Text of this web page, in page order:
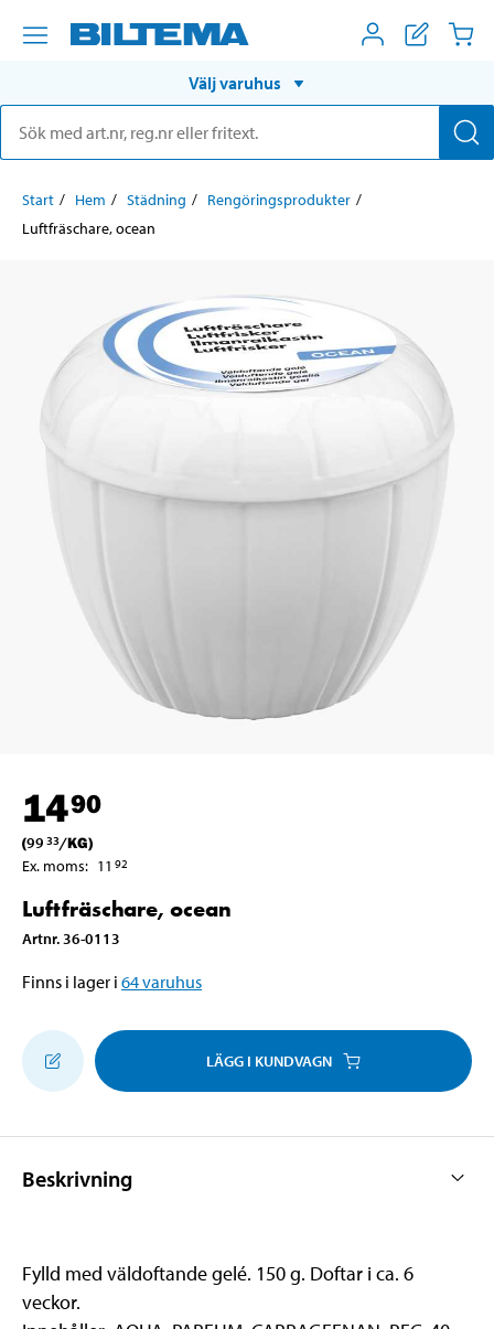
Välj varuhus
Start Hem Städning
Rengöringsprodukter
Luftfräschare, ocean
1490
(99 33/KG)
Ex. moms: 11 92
Luftfräschare, ocean
Artnr. 36-0113
Finns i lager i 64varuhus
LÄGG I KUNDVAGN
Beskrivning
Fylld med väldoftande gelé. 150 g. Doftar i ca. 6
veckor.